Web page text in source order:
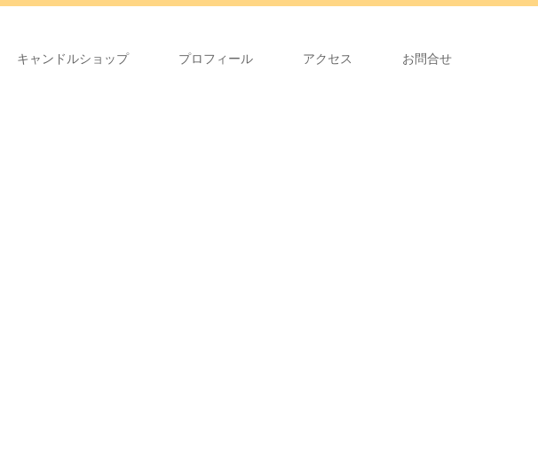
キャンドルショップ プロフィール アクセス お問合せ